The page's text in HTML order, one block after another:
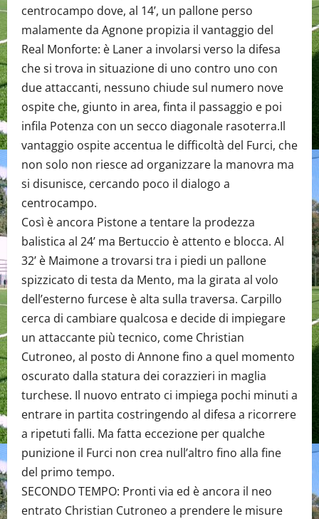
centrocampo dove, al 14’, un pallone perso
malamente da Agnone propizia il vantaggio del
Real Monforte: è Laner a involarsi verso la difesa
che si trova in situazione di uno contro uno con
due attaccanti, nessuno chiude sul numero nove
ospite che, giunto in area, finta il passaggio e poi
infila Potenza con un secco diagonale rasoterra.Il
vantaggio ospite accentua le difficoltà del Furci, che
non solo non riesce ad organizzare la manovra ma
si disunisce, cercando poco il dialogo a
centrocampo.
Così è ancora Pistone a tentare la prodezza
balistica al 24’ ma Bertuccio è attento e blocca. Al
32’ è Maimone a trovarsi tra i piedi un pallone
spizzicato di testa da Mento, ma la girata al volo
dell’esterno furcese è alta sulla traversa. Carpillo
cerca di cambiare qualcosa e decide di impiegare
un attaccante più tecnico, come Christian
Cutroneo, al posto di Annone fino a quel momento
oscurato dalla statura dei corazzieri in maglia
turchese. Il nuovo entrato ci impiega pochi minuti a
entrare in partita costringendo al difesa a ricorrere
a ripetuti falli. Ma fatta eccezione per qualche
punizione il Furci non crea null’altro fino alla fine
del primo tempo.
SECONDO TEMPO: Pronti via ed è ancora il neo
entrato Christian Cutroneo a prendere le misure